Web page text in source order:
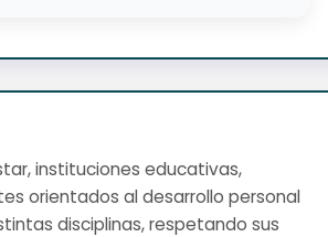
instituciones educativas,
orientados al desarrollo personal
disciplinas, respetando sus